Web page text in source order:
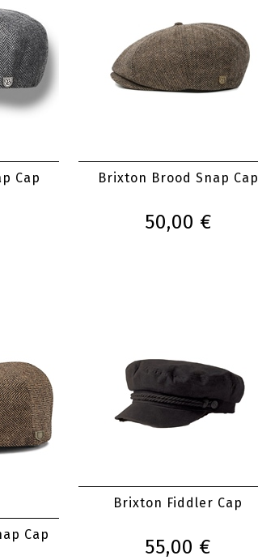
Cap Brixton Brood Snap Cap
50,00 €
Cap
Brixton Fiddler Cap
55,00 €